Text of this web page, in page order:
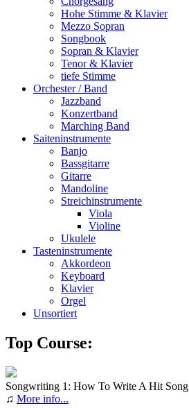
Hohe Stimme & Klavier
Mezzo Sopran
Songbook
Sopran & Klavier
Tenor & Klavier
tiefe Stimme
Orchester / Band
Jazzband
Konzertband
Marching Band
Saiteninstrumente
Banjo
Bassgitarre
Gitarre
Mandoline
Streichinstrumente
Viola
Violine
Ukulele
Tasteninstrumente
Akkordeon
Keyboard
Klavier
Orgel
Unsortiert
Top Course:
Songwriting 1: How To Write A Hit Song
♫ More info...